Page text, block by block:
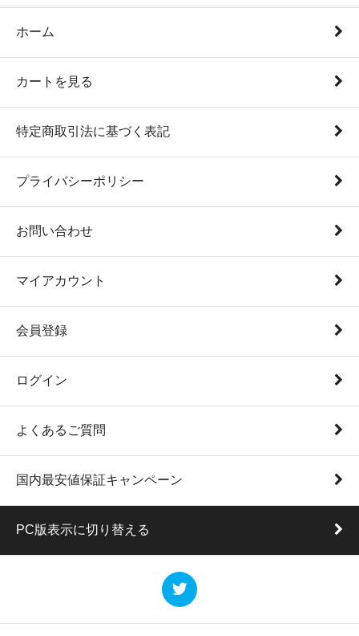
ホーム
カートを見る
特定商取引法に基づく表記
プライバシーポリシー
お問い合わせ
マイアカウント
会員登録
ログイン
よくあるご質問
国内最安値保証キャンペーン
PC版表示に切り替える